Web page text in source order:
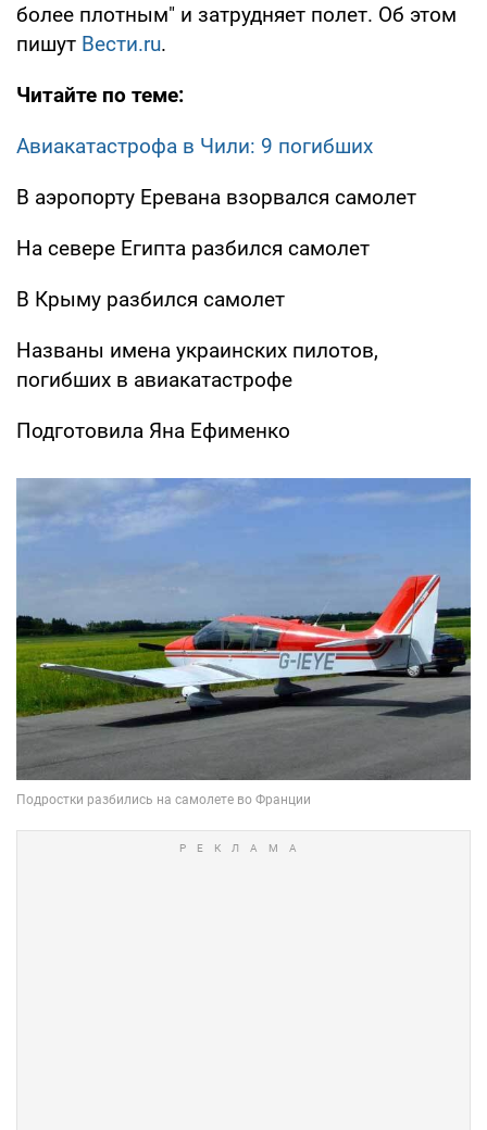
более плотным" и затрудняет полет. Об этом
пишут Вести.ru.
Читайте по теме:
Авиакатастрофа в Чили: 9 погибших
В аэропорту Еревана взорвался самолет
На севере Египта разбился самолет
В Крыму разбился самолет
Названы имена украинских пилотов,
погибших в авиакатастрофе
Подготовила Яна Ефименко